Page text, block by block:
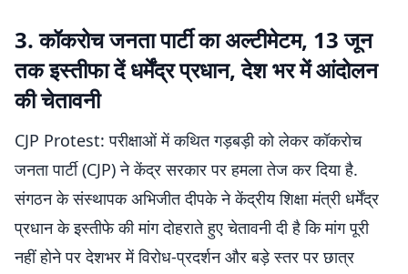
3. कॉकरोच जनता पार्टी का अल्टीमेटम, 13 जून
तक इस्तीफा दें धर्मेंद्र प्रधान, देश भर में आंदोलन
की चेतावनी
CJP Protest: परीक्षाओं में कथित गड़बड़ी को लेकर कॉकरोच
जनता पार्टी (CJP) ने केंद्र सरकार पर हमला तेज कर दिया है.
संगठन के संस्थापक अभिजीत दीपके ने केंद्रीय शिक्षा मंत्री धर्मेंद्र
प्रधान के इस्तीफे की मांग दोहराते हुए चेतावनी दी है कि मांग पूरी
नहीं होने पर देशभर में विरोध-प्रदर्शन और बड़े स्तर पर छात्र